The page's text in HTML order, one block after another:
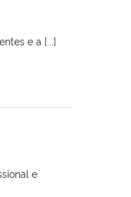
e a [...]
e